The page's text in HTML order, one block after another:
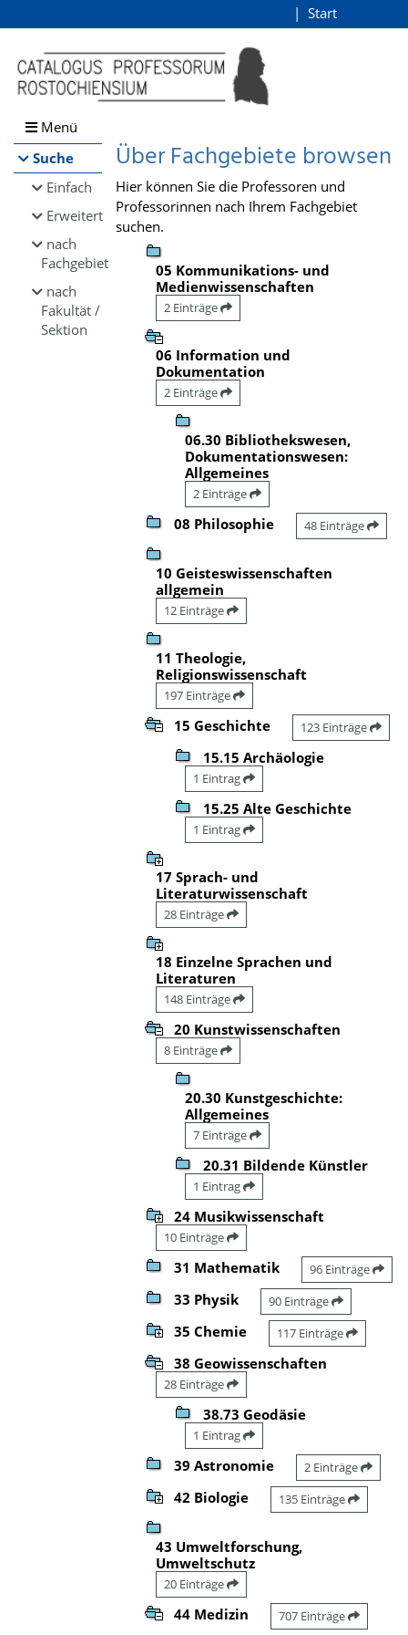
Browsen
direkt zum Inhalt
Start
Menü
Suche
Einfach
Erweitert
nach
Fachgebiet
nach
Fakultät /
Sektion
Über Fachgebiete browsen
Hier können Sie die Professoren und
Professorinnen nach Ihrem Fachgebiet
suchen.
05 Kommunikations- und
Medienwissenschaften
2 Einträge
06 Information und
Dokumentation
2 Einträge
06.30 Bibliothekswesen,
Dokumentationswesen:
Allgemeines
2 Einträge
08 Philosophie 48 Einträge
10 Geisteswissenschaften
allgemein
12 Einträge
11 Theologie,
Religionswissenschaft
197 Einträge
15 Geschichte 123 Einträge
15.15 Archäologie
1 Eintrag
15.25 Alte Geschichte
1 Eintrag
17 Sprach- und
Literaturwissenschaft
28 Einträge
18 Einzelne Sprachen und
Literaturen
148 Einträge
20 Kunstwissenschaften
8 Einträge
20.30 Kunstgeschichte:
Allgemeines
7 Einträge
20.31 Bildende Künstler
1 Eintrag
24 Musikwissenschaft
10 Einträge
31 Mathematik 96 Einträge
33 Physik 90 Einträge
35 Chemie 117 Einträge
38 Geowissenschaften
28 Einträge
38.73 Geodäsie
1 Eintrag
39 Astronomie 2 Einträge
42 Biologie 135 Einträge
43 Umweltforschung,
Umweltschutz
20 Einträge
44 Medizin 707 Einträge